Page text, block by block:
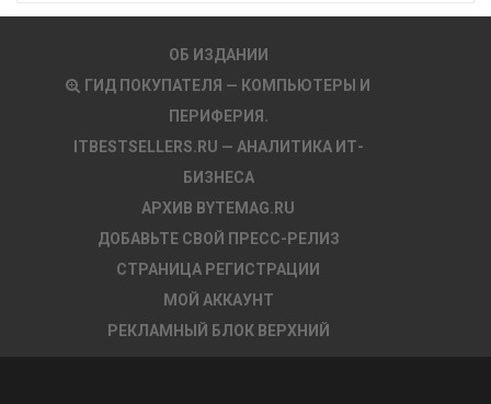
ОБ ИЗДАНИИ
ГИД ПОКУПАТЕЛЯ — КОМПЬЮТЕРЫ И
ПЕРИФЕРИЯ.
ITBESTSELLERS.RU — АНАЛИТИКА ИТ-
БИЗНЕСА
АРХИВ BYTEMAG.RU
ДОБАВЬТЕ СВОЙ ПРЕСС-РЕЛИЗ
СТРАНИЦА РЕГИСТРАЦИИ
МОЙ АККАУНТ
РЕКЛАМНЫЙ БЛОК ВЕРХНИЙ